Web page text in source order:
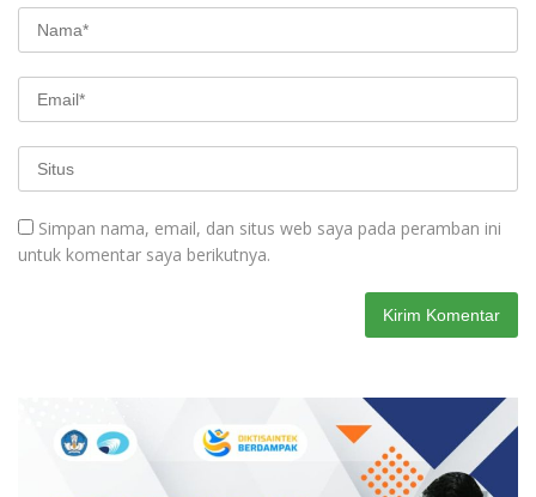
Simpan nama, email, dan situs web saya pada peramban ini
untuk komentar saya berikutnya.